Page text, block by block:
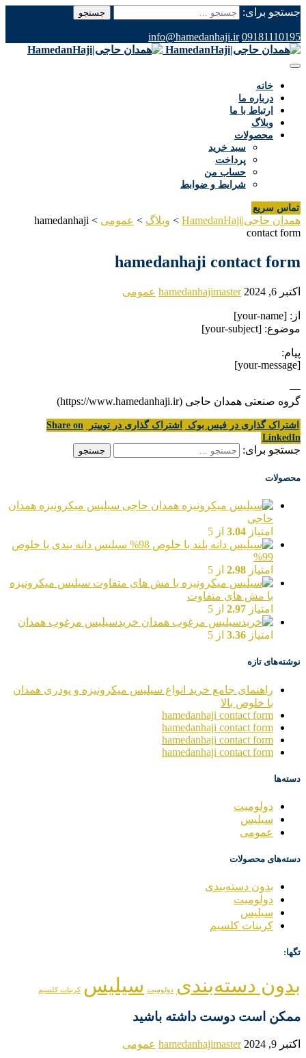
جستجو برای:
09181110195
info@hamedanhaji.ir
خانه
درباره ما
ارتباط با ما
وبلاگ
محصولات
سبد خرید
پرداخت
حساب من
شرایط و ضوابط
تماس سریع
همدان حاجی|HamedanHaji > وبلاگ > عمومی >
hamedanhaji
contact form
hamedanhaji contact form
اکتبر 6, 2024 hamedanhajimaster عمومی
از: [your-name]
موضوع: [your-subject]
پیام:
[your-message]
—
گروه صنعتی همدان حاجی (https://www.hamedanhaji.ir)
اشتراک گذاری در فیس بوک اشتراک گذاری در توییتر
Share on
LinkedIn
جستجو برای:
محصولات
سیلیس میکرونیزه همدان
حاجی
امتیاز 3.04 از 5
سیلیس دانه بندی با خلوص
99%
امتیاز 2.98 از 5
سیلیس میکرونیزه
با مش های متفاوت
امتیاز 2.97 از 5
خریدسیلیس مرغوب همدان
امتیاز 3.36 از 5
نوشته‌های تازه
راهنمای جامع خرید انواع سیلیس میکرونیزه و پودری همدان
با خلوص بالا
hamedanhaji contact form
hamedanhaji contact form
hamedanhaji contact form
hamedanhaji contact form
دسته‌ها
دولومیت
سیلیس
عمومی
دسته‌های محصولات
بدون دسته‌بندی
دولومیت
سیلیس
کربنات کلسیم
تگها:
بدون دسته‌بندی دولومیت سیلیس کربنات کلسیم
ممکن است دوست داشته باشید
اکتبر 9, 2024 hamedanhajimaster عمومی